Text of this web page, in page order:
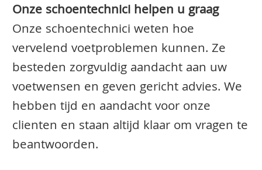
Onze schoentechnici helpen u graag
Onze schoentechnici weten hoe
vervelend voetproblemen kunnen. Ze
besteden zorgvuldig aandacht aan uw
voetwensen en geven gericht advies. We
hebben tijd en aandacht voor onze
clienten en staan altijd klaar om vragen te
beantwoorden.